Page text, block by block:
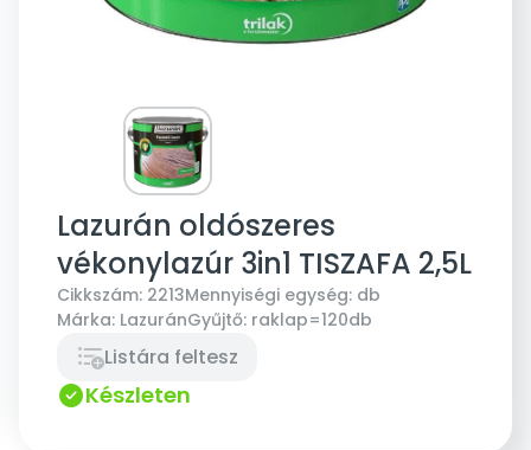
Lazurán oldószeres
vékonylazúr 3in1 TISZAFA 2,5L
Cikkszám: 2213Mennyiségi egység: db
Márka: LazuránGyűjtő: raklap=120db
Listára feltesz
Készleten